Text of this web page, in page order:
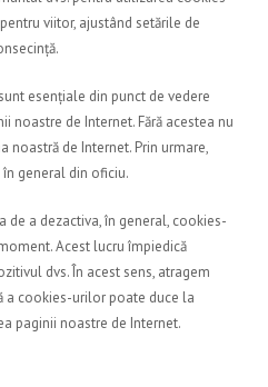
viitor, ajustând setările de
esențiale din punct de vedere
noastre de Internet. Fără acestea nu
noastră de Internet. Prin urmare,
general din oficiu.
de a dezactiva, în general, cookies-
Acest lucru împiedică
dvs. În acest sens, atragem
a cookies-urilor poate duce la
paginii noastre de Internet.